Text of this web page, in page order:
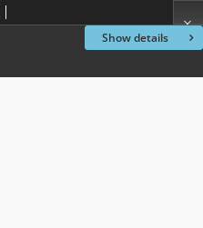
Show details